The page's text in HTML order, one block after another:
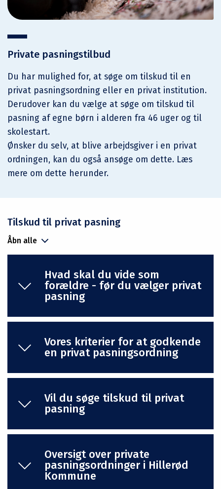
Private pasningstilbud
Du har mulighed for, at søge om tilskud til en
privat pasningsordning eller en privat institution.
Derudover kan du vælge at søge om tilskud til
pasning af egne børn i alderen fra 46 uger og til
skolestart.
Ønsker du selv, at blive arbejdsgiver i en privat
ordningen, kan du også ansøge om dette. Læs
mere om dette herunder.
Tilskud til privat pasning
Åbn alle
Hvad skal du vide som
forældre - før du vælger privat
pasning
Vores kriterier for at godkende
en privat pasningsordning
Vil du søge tilskud til privat
pasning
Oversigt over private
pasningsordninger i Hillerød
Kommune